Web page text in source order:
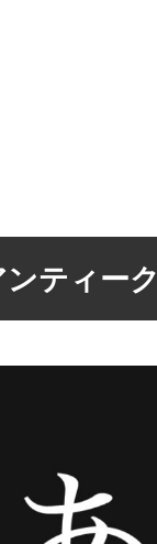
ティー